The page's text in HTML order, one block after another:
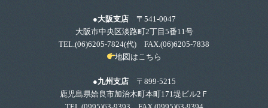
●大阪支店〒541-0047
大阪市中央区淡路町2丁目5番11号
TEL.(06)6205-7824(代) FAX.(06)6205-7838
地図はこちら
●九州支店〒899-5215
鹿児島県姶良市加治木町本町171堤ビル2Ｆ